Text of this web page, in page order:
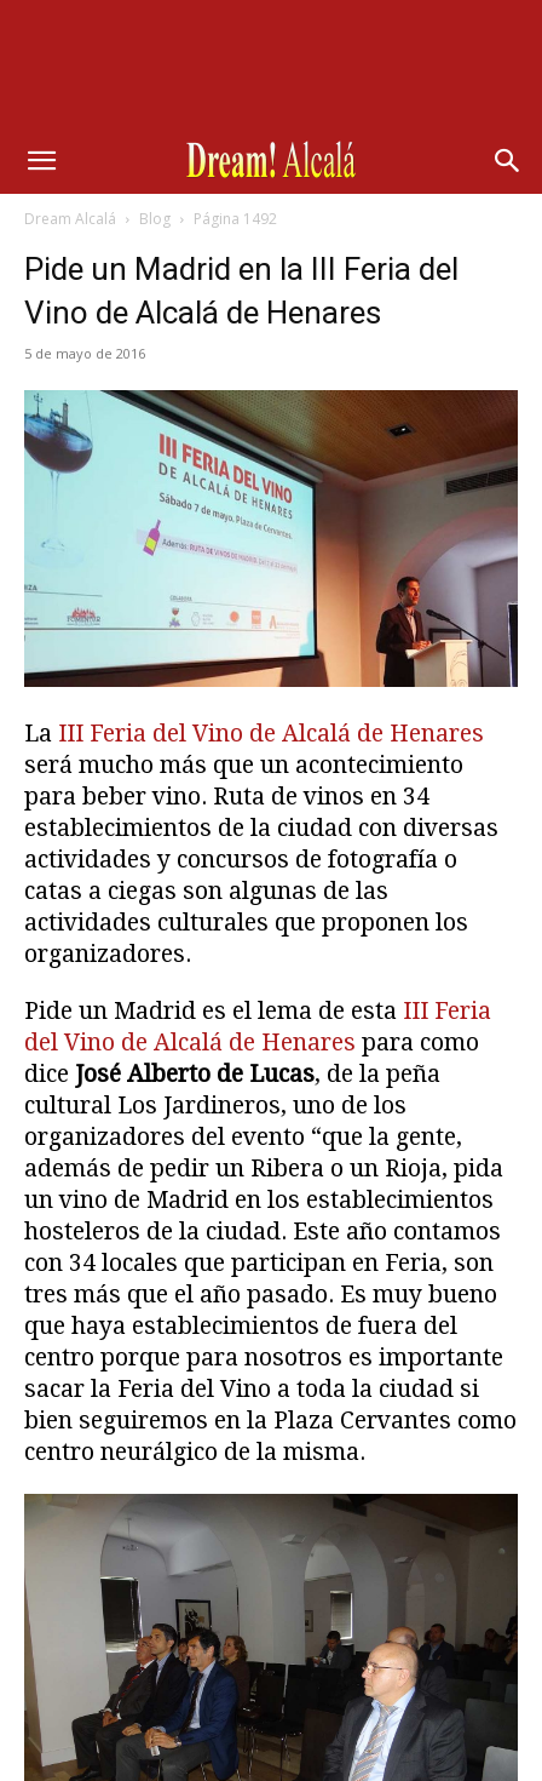
Dream Alcalá Blog Página 1492
Pide un Madrid en la III Feria del
Vino de Alcalá de Henares
5 de mayo de 2016
La III Feria del Vino de Alcalá de Henares
será mucho más que un acontecimiento
para beber vino. Ruta de vinos en 34
establecimientos de la ciudad con diversas
actividades y concursos de fotografía o
catas a ciegas son algunas de las
actividades culturales que proponen los
organizadores.
Pide un Madrid es el lema de esta III Feria
del Vino de Alcalá de Henares para como
dice José Alberto de Lucas, de la peña
cultural Los Jardineros, uno de los
organizadores del evento “que la gente,
además de pedir un Ribera o un Rioja, pida
un vino de Madrid en los establecimientos
hosteleros de la ciudad. Este año contamos
con 34 locales que participan en Feria, son
tres más que el año pasado. Es muy bueno
que haya establecimientos de fuera del
centro porque para nosotros es importante
sacar la Feria del Vino a toda la ciudad si
bien seguiremos en la Plaza Cervantes como
centro neurálgico de la misma.